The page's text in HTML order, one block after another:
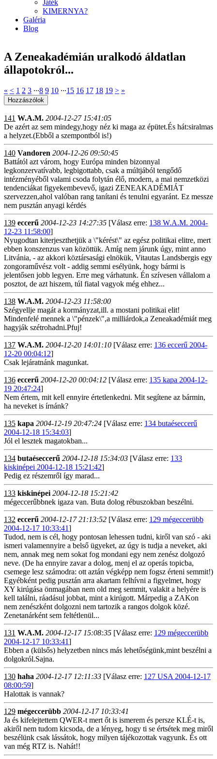
Játék
KIMERNYA?
Galéria
Blog
A Zeneakadémián uralkodó áldatlan
állapotokról...
« < 1 2 3 ∙∙∙8 9 10 ∙∙∙15 16 17 18 19 > »
141 W.A.M. 2004-12-27 15:41:05
De azért az sem mindegy,hogy néz ki maga az épütet.És hát:siralmas
a helyzet.(Ebből a szempontból is!)
140 Vandoren 2004-12-26 09:50:45
Battától azt várom, hogy Európa minden bizonnyal
legkonzervatívabb, legbigottabb, csak a múltjából tengődő
intézményéből valami csoda folytán élő, modern, a mai nemzetközi
tendenciákat figyekembevevő, igazi ZENEAKADÉMIÁT
szervezzen,ahol valóban rang tanítani és tenulni egyaránt. Ez messze
nem pusztán anyagi kérdés
139 eccerű 2004-12-23 14:27:35 [Válasz erre: 138 W.A.M. 2004-
12-23 11:58:00]
Nyugodtan kiterjeszthetjük a \"kérést\" az egész politikai elitre, mert
ebben konszenzus van közöttük. Amíg nem járunk úgy, mint anno
Litvánia, - az akkori köztársasági elnökük, Vitautas Landsbergis egy
zongoraművész volt - addig semmi esélyünk, hogy bármi is
jelentősen jobb legyen. Erre meg várhatunk. Én szívesen vállalom a
posztot, de azt hiszem, túl fiatal vagyok még ehhez...
138 W.A.M. 2004-12-23 11:58:00
Szégyellje magát a kormányzat,ill. a mostani politikai elit!
Mindenfelé mennek a \"pénzek\",a milliárdok,a Zeneakadémiát meg
hagyják szétrohadni.Pfuj!
137 W.A.M. 2004-12-20 14:01:10 [Válasz erre: 136 eccerű 2004-
12-20 00:04:12]
Csak lejáratnánk magunkat.
136 eccerű 2004-12-20 00:04:12 [Válasz erre: 135 kapa 2004-12-
19 20:47:24]
Nem értem, mit kell ennyire értetlenkedni. Mit segítene az bármin,
ha neveket is írnánk?
135 kapa 2004-12-19 20:47:24 [Válasz erre: 134 butaéseccerű
2004-12-18 15:34:03]
Jól el lesztek magatokban...
134 butaéseccerű 2004-12-18 15:34:03 [Válasz erre: 133
kiskinépei 2004-12-18 15:21:42]
Pedig ez részemről így marad...
133 kiskinépei 2004-12-18 15:21:42
mégeccerűbbnek igaza van. Buta dolog rébuszokban beszélni.
132 eccerű 2004-12-17 21:13:52 [Válasz erre: 129 mégeccerübb
2004-12-17 10:33:41]
Tudod, nem is cél, hogy pontosan lehessen tudni, kiről van szó - aki
ismeri valamennyire a belső ügyeket, az úgy is tudja a neveket, aki
nem, annak meg nem sokat fog mondani egy nem zenész dolgozó
neve. (De ha ennyire zavar a dolog, menj el az operás topicba,
csemege lesz számodra: ott aztán végképp nem fogsz érteni semmit!)
Egyébként pedig pusztán arra akartam felhívni a figyelmet, hogy
XY kirúgása önmagában nem old meg semmit, valakit a helyére is
kell találni, ráadásul jobbat, mint a kirúgott. Márpedig a ZAKon
nem zenészként dolgozni nem tartozik a rangos dolgok közé.
Zenetanárként sem feltétlenül...
131 W.A.M. 2004-12-17 15:08:35 [Válasz erre: 129 mégeccerübb
2004-12-17 10:33:41]
Ebben a (külsős) helyzetben nincs más lehetőségünk,mint beszélni a
dolgokról.Sajna.
130 haha 2004-12-17 12:11:33 [Válasz erre: 127 USA 2004-12-17
08:00:59]
Halottak is vannak?
129 mégeccerübb 2004-12-17 10:33:41
Ja és kifelejtettem QWER-t mert őt is ismerem és persze KLÉ-t is,
akiről nem tudom kicsoda, de a lényeg, hogy ti se értsétek meg miről
beszélünk csak lássátok, hogy milyen tájékozottak vagyunk. És ott
van még RTZ is. Nahát!!